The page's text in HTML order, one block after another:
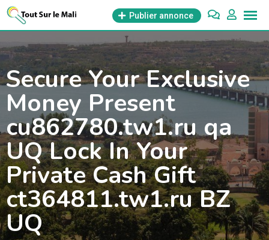
Aller
contenu
Publier annonce
Secure Your Exclusive
Money Present
cu862780.tw1.ru qa
UQ Lock In Your
Private Cash Gift
ct364811.tw1.ru BZ
UQ